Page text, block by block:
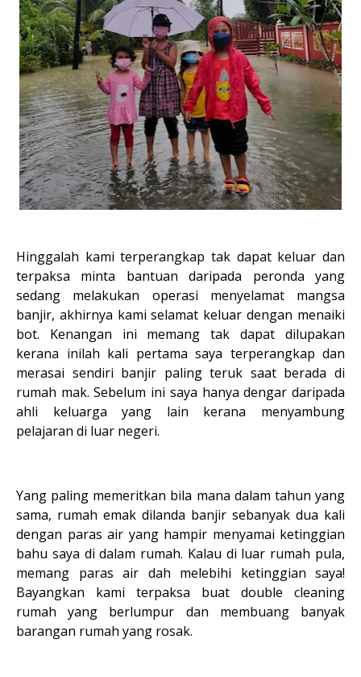
Hinggalah kami terperangkap tak dapat keluar dan
terpaksa minta bantuan daripada peronda yang
sedang melakukan operasi menyelamat mangsa
banjir, akhirnya kami selamat keluar dengan menaiki
bot. Kenangan ini memang tak dapat dilupakan
kerana inilah kali pertama saya terperangkap dan
merasai sendiri banjir paling teruk saat berada di
rumah mak. Sebelum ini saya hanya dengar daripada
ahli keluarga yang lain kerana menyambung
pelajaran di luar negeri.
Yang paling memeritkan bila mana dalam tahun yang
sama, rumah emak dilanda banjir sebanyak dua kali
dengan paras air yang hampir menyamai ketinggian
bahu saya di dalam rumah. Kalau di luar rumah pula,
memang paras air dah melebihi ketinggian saya!
Bayangkan kami terpaksa buat double cleaning
rumah yang berlumpur dan membuang banyak
barangan rumah yang rosak.